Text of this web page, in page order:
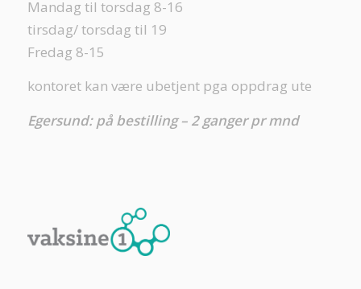
Mandag til torsdag 8-16
tirsdag/ torsdag til 19
Fredag 8-15
kontoret kan være ubetjent pga oppdrag ute
Egersund: på bestilling – 2 ganger pr mnd